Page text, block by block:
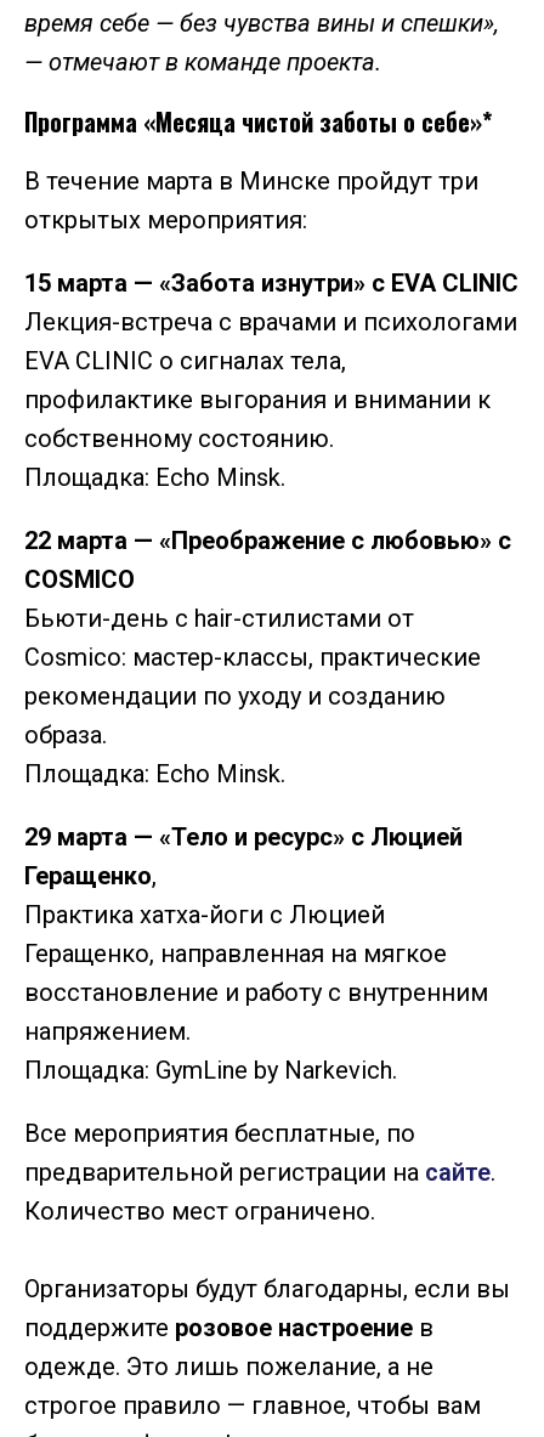
время себе — без чувства вины и спешки»,
— отмечают в команде проекта.
Программа «Месяца чистой заботы о себе»*
В течение марта в Минске пройдут три
открытых мероприятия:
15 марта — «Забота изнутри» c EVA CLINIC
Лекция-встреча с врачами и психологами
EVA CLINIC о сигналах тела,
профилактике выгорания и внимании к
собственному состоянию.
Площадка: Echo Minsk.
22 марта — «Преображение с любовью» с
COSMICO
Бьюти-день с hair-стилистами от
Cosmico: мастер-классы, практические
рекомендации по уходу и созданию
образа.
Площадка: Echo Minsk.
29 марта — «Тело и ресурс» с Люцией
Геращенко,
Практика хатха-йоги с Люцией
Геращенко, направленная на мягкое
восстановление и работу с внутренним
напряжением.
Площадка: GymLine by Narkevich.
Все мероприятия бесплатные, по
предварительной регистрации на сайте.
Количество мест ограничено.
Организаторы будут благодарны, если вы
поддержите розовое настроение в
одежде. Это лишь пожелание, а не
строгое правило — главное, чтобы вам